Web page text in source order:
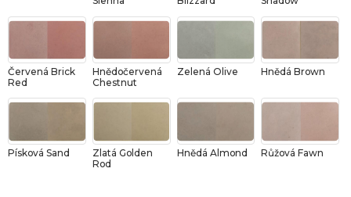
Červená Brick
Red
Hnědočervená
Chestnut
Zelená Olive Hnědá Brown
Písková Sand
Zlatá Golden
Rod
Hnědá Almond Růžová Fawn